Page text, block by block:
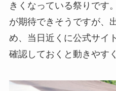
きくなっている祭りです
が期待できそうですが、
め、当日近くに公式サイ
確認しておくと動きやす